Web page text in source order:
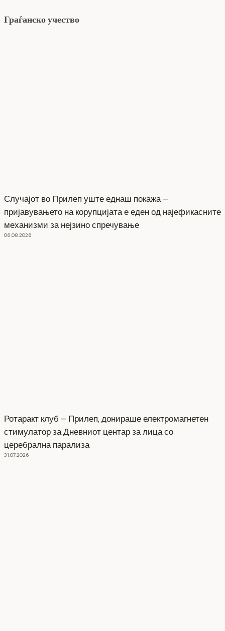
Граѓанско учество
Случајот во Прилеп уште еднаш покажа –
пријавувањето на корупцијата е еден од најефикасните
механизми за нејзино спречување
06.08.2026
Ротаракт клуб – Прилеп, донираше електромагнетен
стимулатор за Дневниот центар за лица со
церебрална парализа
31.07.2026